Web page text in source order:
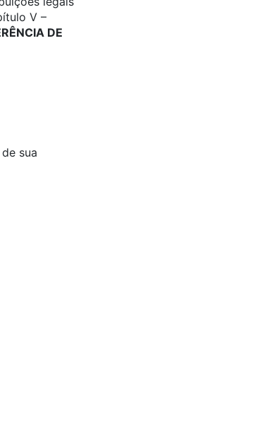
V –
DE
sua